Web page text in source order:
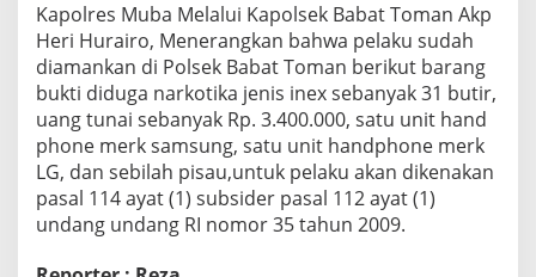
a
n
P
o
i
s
i
Kapolres Muba Melalui Kapolsek Babat Toman Akp
Heri Hurairo, Menerangkan bahwa pelaku sudah
diamankan di Polsek Babat Toman berikut barang
bukti diduga narkotika jenis inex sebanyak 31 butir,
uang tunai sebanyak Rp. 3.400.000, satu unit hand
phone merk samsung, satu unit handphone merk
LG, dan sebilah pisau,untuk pelaku akan dikenakan
pasal 114 ayat (1) subsider pasal 112 ayat (1)
undang undang RI nomor 35 tahun 2009.